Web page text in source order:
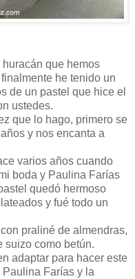
que hemos
he tenido un
de un pastel que hice el
ustedes.
que lo hago, primero se
y nos encanta a
varios años cuando
boda y Paulina Farías
quedó hermoso
y fué todo un
praliné de almendras,
suizo como betún.
adaptar para hacer este
Farías y la